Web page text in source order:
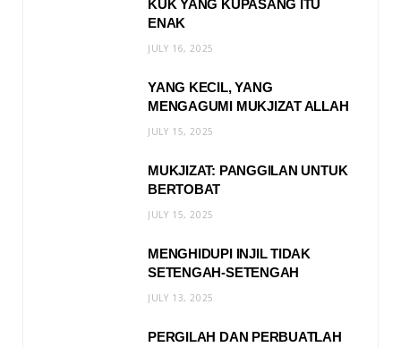
KUK YANG KUPASANG ITU
ENAK
JULY 16, 2025
YANG KECIL, YANG
MENGAGUMI MUKJIZAT ALLAH
JULY 15, 2025
MUKJIZAT: PANGGILAN UNTUK
BERTOBAT
JULY 15, 2025
MENGHIDUPI INJIL TIDAK
SETENGAH-SETENGAH
JULY 13, 2025
PERGILAH DAN PERBUATLAH